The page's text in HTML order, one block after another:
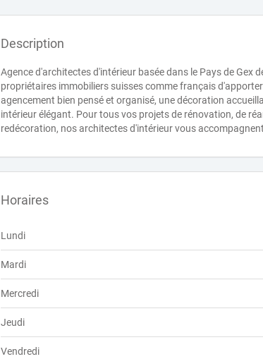
Description
Agence d'architectes d'intérieur basée dans le Pays de Gex
propriétaires immobiliers suisses comme français
agencement bien pensé et organisé, une décoration
intérieur élégant. Pour tous vos projets de rénovation, de
redécoration, nos architectes d'intérieur vous
Horaires
Lundi
Mardi
Mercredi
Jeudi
Vendredi